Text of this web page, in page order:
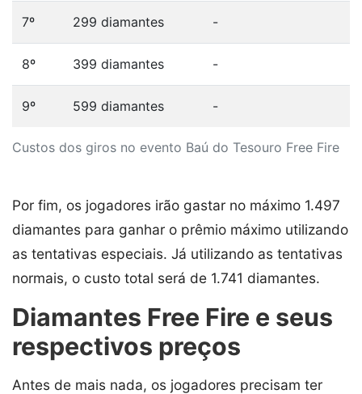
Custos dos giros no evento Baú do Tesouro Free Fire
7º 299 diamantes -
8º 399 diamantes -
9º 599 diamantes -
Por fim, os jogadores irão gastar no máximo 1.497
diamantes para ganhar o prêmio máximo utilizando
as tentativas especiais. Já utilizando as tentativas
normais, o custo total será de 1.741 diamantes.
Diamantes Free Fire e seus
respectivos preços
Antes de mais nada, os jogadores precisam ter